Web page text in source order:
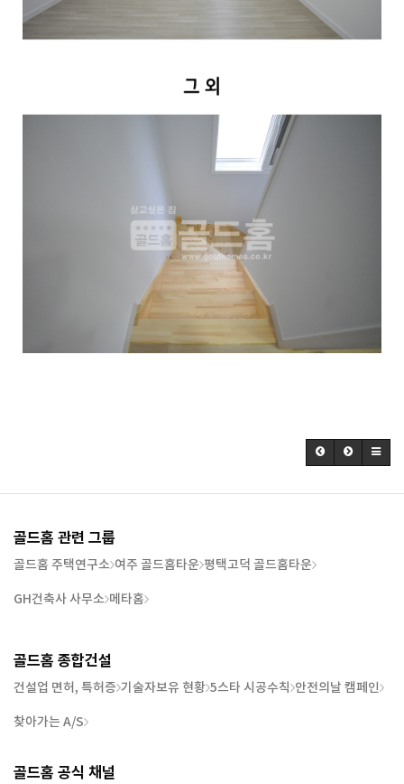
골드홈 관련 그룹
골드홈 주택연구소 여주 골드홈타운 평택고덕 골드홈타운
GH건축사 사무소 메타홈
골드홈 종합건설
건설업 면허, 특허증 기술자보유 현황 5스타 시공수칙 안전의날 캠페인
찾아가는 A/S
골드홈 공식 채널